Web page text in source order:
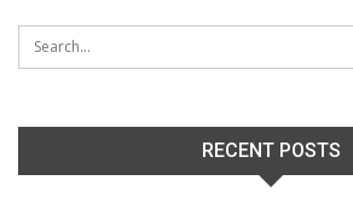
RECENT POSTS